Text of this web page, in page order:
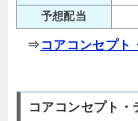
予想配当
⇒ コアコンセプト
コアコンセプト